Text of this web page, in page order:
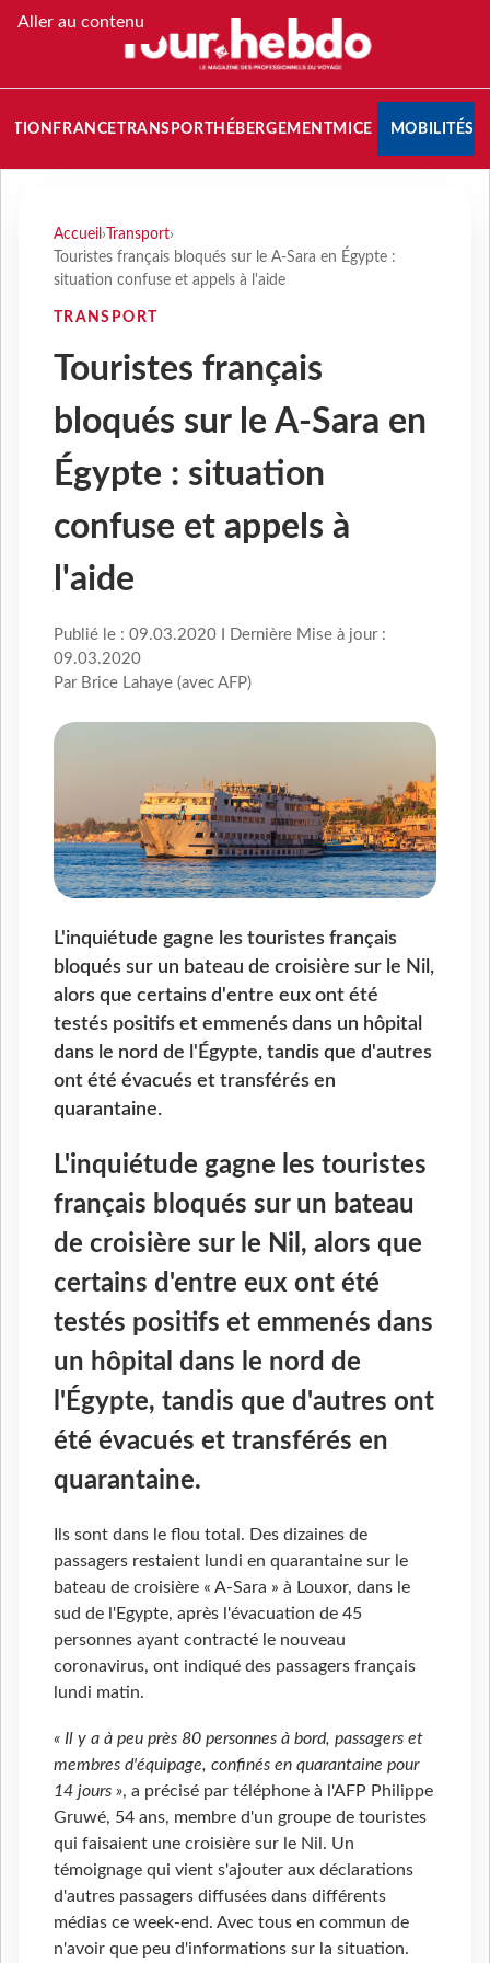
Aller au contenu
FRANCETRANSPORT HÉBERGEMENTMICE MOBILITÉS
Accueil › Transport›
Touristes français bloqués sur le A-Sara en Égypte :
situation confuse et appels à l'aide
TRANSPORT
Touristes français
bloqués sur le A-Sara en
Égypte : situation
confuse et appels à
l'aide
Publié le : 09.03.2020 I Dernière Mise à jour :
09.03.2020
Par Brice Lahaye (avec AFP)
L'inquiétude gagne les touristes français
bloqués sur un bateau de croisière sur le Nil,
alors que certains d'entre eux ont été
testés positifs et emmenés dans un hôpital
dans le nord de l'Égypte, tandis que d'autres
ont été évacués et transférés en
quarantaine.
L'inquiétude gagne les touristes
français bloqués sur un bateau
de croisière sur le Nil, alors que
certains d'entre eux ont été
testés positifs et emmenés dans
un hôpital dans le nord de
l'Égypte, tandis que d'autres ont
été évacués et transférés en
quarantaine.
Ils sont dans le flou total. Des dizaines de
passagers restaient lundi en quarantaine sur le
bateau de croisière « A-Sara » à Louxor, dans le
sud de l'Egypte, après l'évacuation de 45
personnes ayant contracté le nouveau
coronavirus, ont indiqué des passagers français
lundi matin.
« Il y a à peu près 80 personnes à bord, passagers et
membres d'équipage, confinés en quarantaine pour
14 jours », a précisé par téléphone à l'AFP Philippe
Gruwé, 54 ans, membre d'un groupe de touristes
qui faisaient une croisière sur le Nil. Un
témoignage qui vient s'ajouter aux déclarations
d'autres passagers diffusées dans différents
médias ce week-end. Avec tous en commun de
n'avoir que peu d'informations sur la situation.